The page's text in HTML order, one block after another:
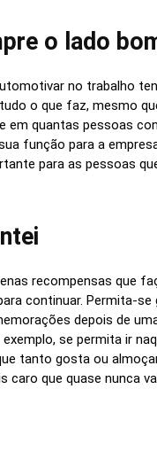
o lado
no trabalho
o que faz, mesmo
em quantas pessoas
função para a
para as pessoas
recompensas que
continuar. Permita-se
depois de
se permita ir
tanto gosta ou
caro que quase nunca